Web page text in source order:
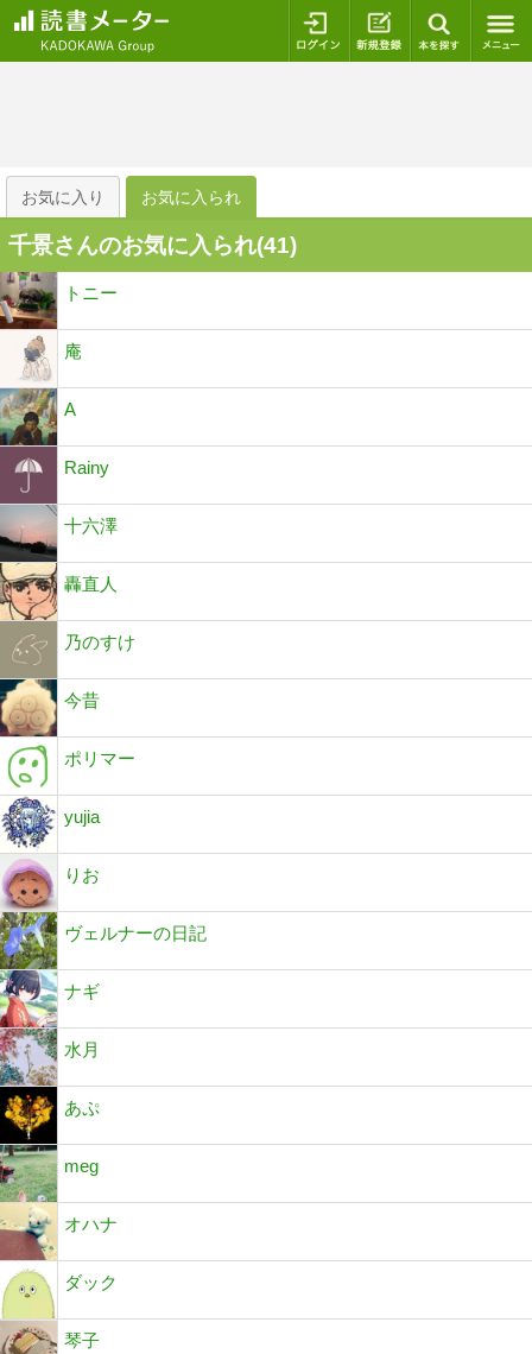
ログイン 新規登録
お気に入り お気に入られ
千景さんのお気に入られ(41)
トニー
庵
A
Rainy
十六澤
轟直人
乃のすけ
今昔
ポリマー
yujia
りお
ヴェルナーの日記
ナギ
水月
あぷ
meg
オハナ
ダック
琴子